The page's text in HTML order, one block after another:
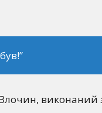
виконаний